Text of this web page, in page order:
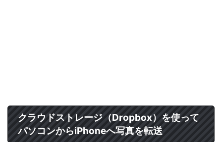
クラウドストレージ（Dropbox）を使って
パソコンからiPhoneへ写真を転送